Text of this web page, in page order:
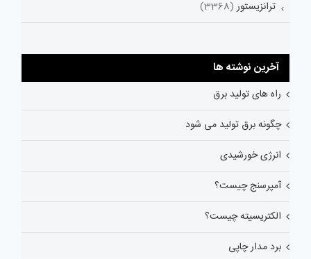
ترانزیستور (3368)
آخرین نوشته ها
راه های تولید برق
چگونه برق تولید می شود
انرژی خورشیدی
آمپرسنج چیست؟
الکتریسیته چیست؟
برد مدار چاپی